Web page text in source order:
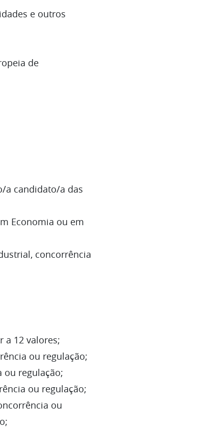
e outros
de
a candidato/a das
Economia ou em
concorrência
a 12 valores;
ou regulação;
regulação;
ou regulação;
ou